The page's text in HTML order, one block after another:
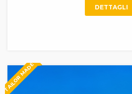
DETTAGLI
TAILOR MADE